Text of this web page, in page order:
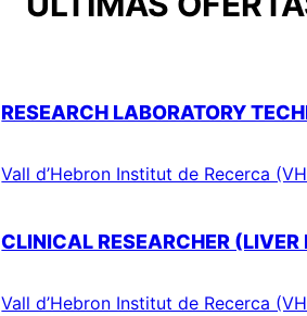
RESEARCH LABORATORY
Vall d’Hebron Institut de Recerca
CLINICAL RESEARCHER (LIVER
Vall d’Hebron Institut de Recerca